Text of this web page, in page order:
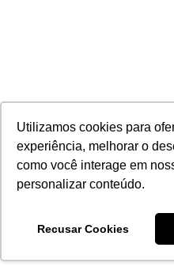
Utilizamos cookies para
experiência, melhorar o
como você interage em
personalizar conteúdo.
Recusar Cookies
MAPFRE cria
27/06/2024 Nenhum comentário
Leia mais